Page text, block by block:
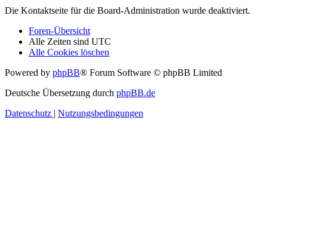
Die Kontaktseite für die Board-Administration wurde deaktiviert.
Foren-Übersicht
Alle Zeiten sind UTC
Alle Cookies löschen
Powered by phpBB® Forum Software © phpBB Limited
Deutsche Übersetzung durch phpBB.de
Datenschutz | Nutzungsbedingungen